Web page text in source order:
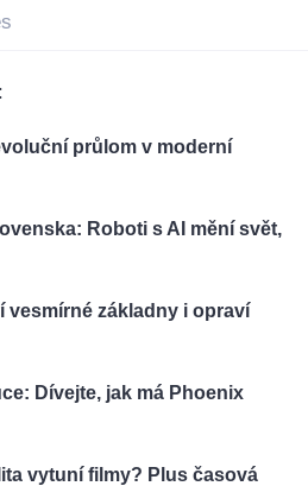
průlom v moderní
Roboti s AI mění svět,
vesmírné základny i opraví
Dívejte, jak má Phoenix
vytuní filmy? Plus časová